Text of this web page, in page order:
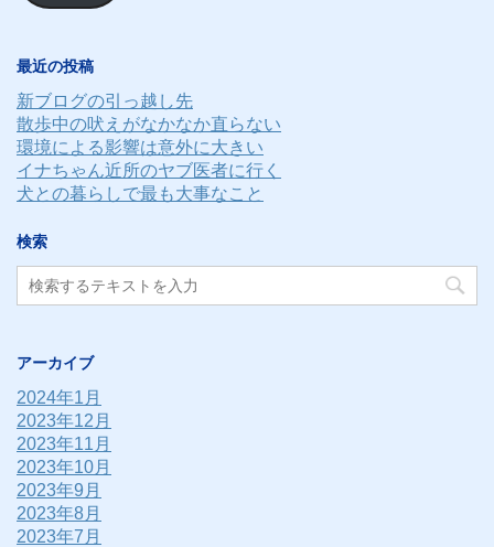
ス
最近の投稿
新ブログの引っ越し先
散歩中の吠えがなかなか直らない
環境による影響は意外に大きい
イナちゃん近所のヤブ医者に行く
犬との暮らしで最も大事なこと
検索
アーカイブ
2024年1月
2023年12月
2023年11月
2023年10月
2023年9月
2023年8月
2023年7月